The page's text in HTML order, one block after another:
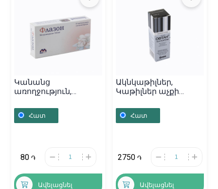
Կանանց
առողջություն,
500մգ, Հայաստան
Հատ
80 ֏
Ավելացնել
Ակնկաթիլներ,
Կաթիլներ աչքի
Ֆինլանդիա
Հատ
2750 ֏
Ավելացնել